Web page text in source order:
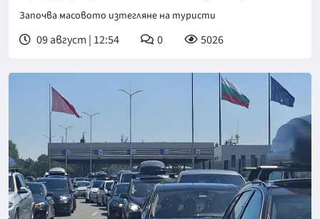
Започва масовото изтегляне на туристи
09 август | 12:54 0 5026